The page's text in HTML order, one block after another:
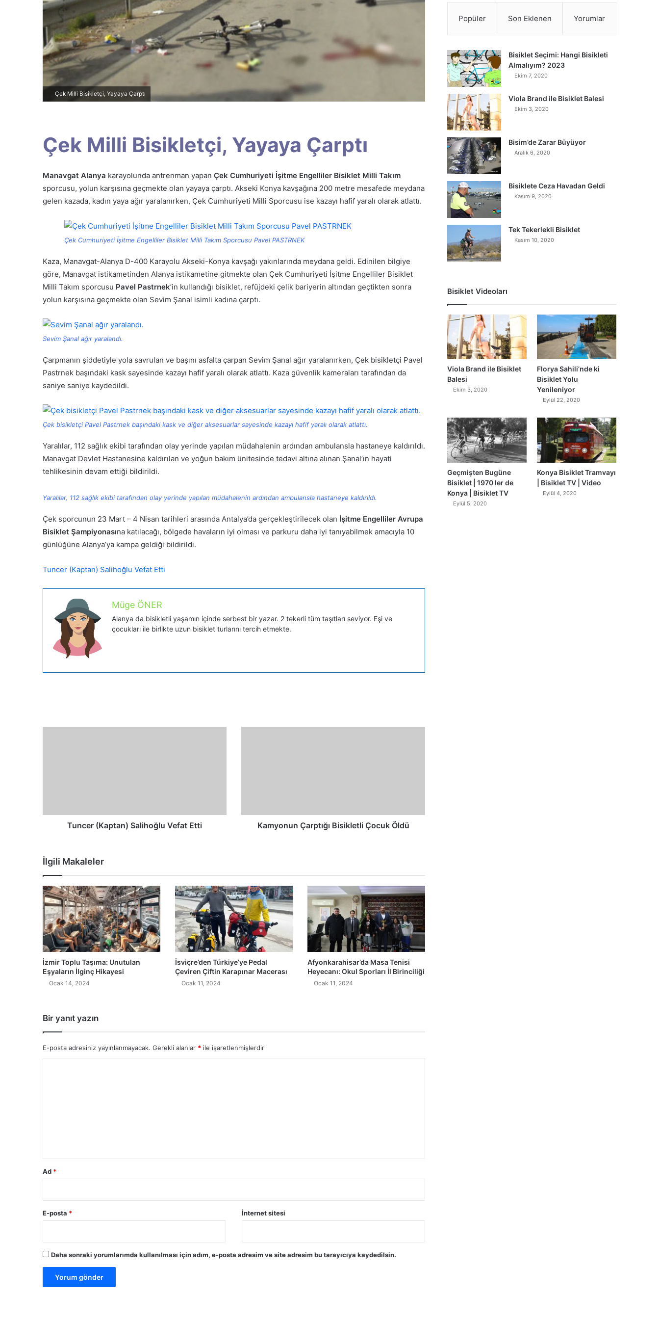
e
k
Çek Milli Bisikletçi, Yayaya Çarptı
Çek Milli Bisikletçi, Yayaya Çarptı
Manavgat Alanya karayolunda antrenman yapan Çek Cumhuriyeti İşitme Engelliler Bisiklet Milli Takım
sporcusu, yolun karşısına geçmekte olan yayaya çarptı. Akseki Konya kavşağına 200 metre mesafede meydana
gelen kazada, kadın yaya ağır yaralanırken, Çek Cumhuriyeti Milli Sporcusu ise kazayı hafif yaralı olarak atlattı.
Çek Cumhuriyeti İşitme Engelliler Bisiklet Milli Takım Sporcusu Pavel PASTRNEK
Kaza, Manavgat-Alanya D-400 Karayolu Akseki-Konya kavşağı yakınlarında meydana geldi. Edinilen bilgiye
göre, Manavgat istikametinden Alanya istikametine gitmekte olan Çek Cumhuriyeti İşitme Engelliler Bisiklet
Milli Takım sporcusu Pavel Pastrnek’in kullandığı bisiklet, refüjdeki çelik bariyerin altından geçtikten sonra
yolun karşısına geçmekte olan Sevim Şanal isimli kadına çarptı.
Sevim Şanal ağır yaralandı.
Çarpmanın şiddetiyle yola savrulan ve başını asfalta çarpan Sevim Şanal ağır yaralanırken, Çek bisikletçi Pavel
Pastrnek başındaki kask sayesinde kazayı hafif yaralı olarak atlattı. Kaza güvenlik kameraları tarafından da
saniye saniye kaydedildi.
Çek bisikletçi Pavel Pastrnek başındaki kask ve diğer aksesuarlar sayesinde kazayı hafif yaralı olarak atlattı.
Yaralılar, 112 sağlık ekibi tarafından olay yerinde yapılan müdahalenin ardından ambulansla hastaneye kaldırıldı.
Manavgat Devlet Hastanesine kaldırılan ve yoğun bakım ünitesinde tedavi altına alınan Şanal’ın hayati
tehlikesinin devam ettiği bildirildi.
Yaralılar, 112 sağlık ekibi tarafından olay yerinde yapılan müdahalenin ardından ambulansla hastaneye kaldırıldı.
Çek sporcunun 23 Mart – 4 Nisan tarihleri arasında Antalya’da gerçekleştirilecek olan İşitme Engelliler Avrupa
Bisiklet Şampiyonasına katılacağı, bölgede havaların iyi olması ve parkuru daha iyi tanıyabilmek amacıyla 10
günlüğüne Alanya’ya kampa geldiği bildirildi.
Tuncer (Kaptan) Salihoğlu Vefat Etti
Müge ÖNER
Alanya da bisikletli yaşamın içinde serbest bir yazar. 2 tekerli tüm taşıtları seviyor. Eşi ve
çocukları ile birlikte uzun bisiklet turlarını tercih etmekte.
Tuncer (Kaptan) Salihoğlu Vefat Etti Kamyonun Çarptığı Bisikletli Çocuk Öldü
İlgili Makaleler
İzmir Toplu Taşıma: Unutulan
Eşyaların İlginç Hikayesi
Ocak 14, 2024
İsviçre’den Türkiye’ye Pedal
Çeviren Çiftin Karapınar Macerası
Ocak 11, 2024
Afyonkarahisar’da Masa Tenisi
Heyecanı: Okul Sporları İl Birinciliği
Ocak 11, 2024
Bir yanıt yazın
E-posta adresiniz yayınlanmayacak. Gerekli alanlar * ile işaretlenmişlerdir
Ad *
E-posta * İnternet sitesi
Daha sonraki yorumlarımda kullanılması için adım, e-posta adresim ve site adresim bu tarayıcıya kaydedilsin.
Popüler Son Eklenen Yorumlar
Bisiklet Seçimi: Hangi Bisikleti
Almalıyım? 2023
Ekim 7, 2020
Viola Brand ile Bisiklet Balesi
Ekim 3, 2020
Bisim’de Zarar Büyüyor
Aralık 6, 2020
Bisiklete Ceza Havadan Geldi
Kasım 9, 2020
Tek Tekerlekli Bisiklet
Kasım 10, 2020
Bisiklet Videoları
Viola Brand ile Bisiklet
Balesi
Ekim 3, 2020
Florya Sahili’nde ki
Bisiklet Yolu
Yenileniyor
Eylül 22, 2020
Geçmişten Bugüne
Bisiklet | 1970 ler de
Konya | Bisiklet TV
Eylül 5, 2020
Konya Bisiklet Tramvayı
| Bisiklet TV | Video
Eylül 4, 2020